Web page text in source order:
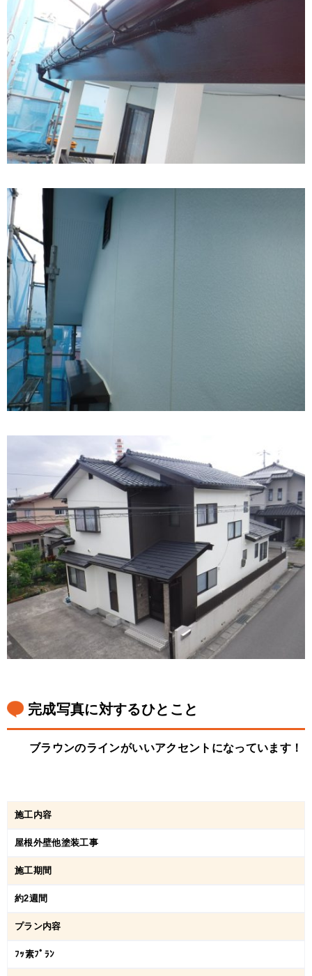
完成写真に対するひとこと
ブラウンのラインがいいアクセントになっています！
施工内容
屋根外壁他塗装工事
施工期間
約2週間
プラン内容
ﾌｯ素ﾌﾟﾗﾝ